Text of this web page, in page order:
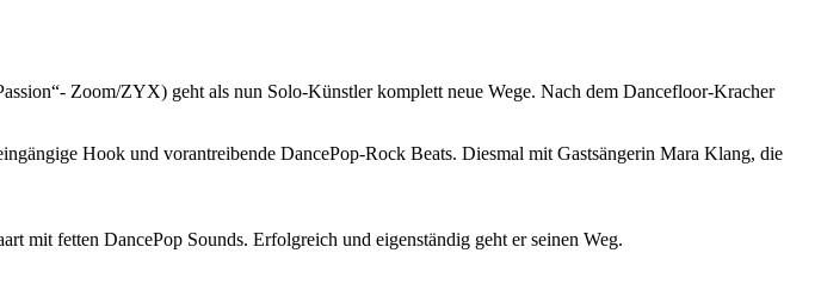
Zoom/ZYX) geht als nun Solo-Künstler komplett neue Wege. Nach dem Dancefloor-Kracher
Hook und vorantreibende DancePop-Rock Beats. Diesmal mit Gastsängerin Mara Klang, die
mit fetten DancePop Sounds. Erfolgreich und eigenständig geht er seinen Weg.